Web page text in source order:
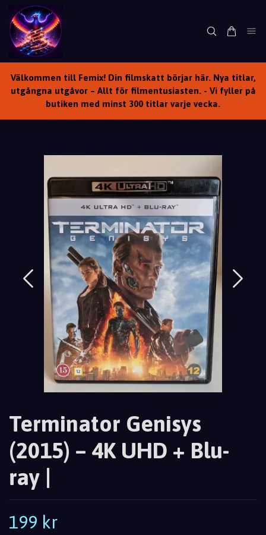
Välkommen till Femix! Din filmskatt börjar här. Nya titlar,
utgångna utgåvor – Allt för filmentusiasten. - Vi fyller på
butiken med minst 300 titlar varje vecka.
Terminator Genisys
(2015) – 4K UHD + Blu-
ray |
199 kr